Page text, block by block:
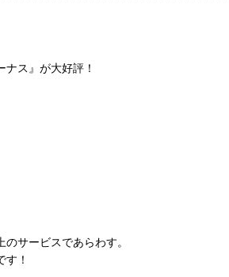
ス』が大好評！
サービスであらわす。
！